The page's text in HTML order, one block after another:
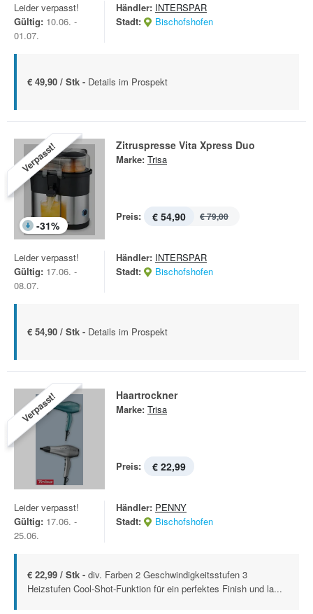
Leider verpasst!
Gültig: 10.06. -
01.07.
Händler: INTERSPAR
Stadt:
Bischofshofen
€ 49,90 / Stk - Details im Prospekt
Verpasst!
-31%
Zitruspresse Vita Xpress Duo
Marke: Trisa
Preis: € 54,90 € 79,00
Leider verpasst!
Gültig: 17.06. -
08.07.
Händler: INTERSPAR
Stadt:
Bischofshofen
€ 54,90 / Stk - Details im Prospekt
Verpasst! Haartrockner
Marke: Trisa
Preis: € 22,99
Leider verpasst!
Gültig: 17.06. -
25.06.
Händler: PENNY
Stadt:
Bischofshofen
€ 22,99 / Stk - div. Farben 2 Geschwindigkeitsstufen 3
Heizstufen Cool-Shot-Funktion für ein perfektes Finish und la...